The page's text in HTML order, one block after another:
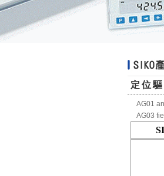
定位
AG01
AG03